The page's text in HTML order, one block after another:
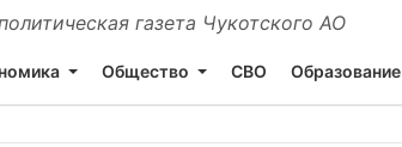
газета Чукотского АО
Общество СВО Образование